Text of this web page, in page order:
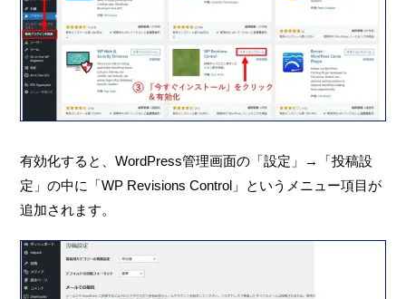
有効化すると、WordPress管理画面の「設定」→「投稿設
定」の中に「WP Revisions Control」というメニュー項目が
追加されます。